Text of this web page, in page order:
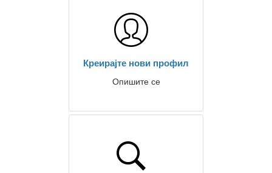
Креирајте нови профил
Опишите се